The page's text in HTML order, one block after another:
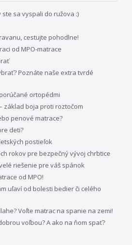
sa vyspali do ružova :)
cestujte pohodlne!
od MPO-matrace
Poznáte naše extra tvrdé
ortopédmi
základ boja proti roztočom
penové matrace?
deti?
postieľok
rokov pre bezpečný vývoj chrbtice
riešenie pre váš spánok
od MPO!
uľaví od bolesti bedier či celého
Voľte matrac na spanie na zemi!
voľbou? A ako na ňom spať?